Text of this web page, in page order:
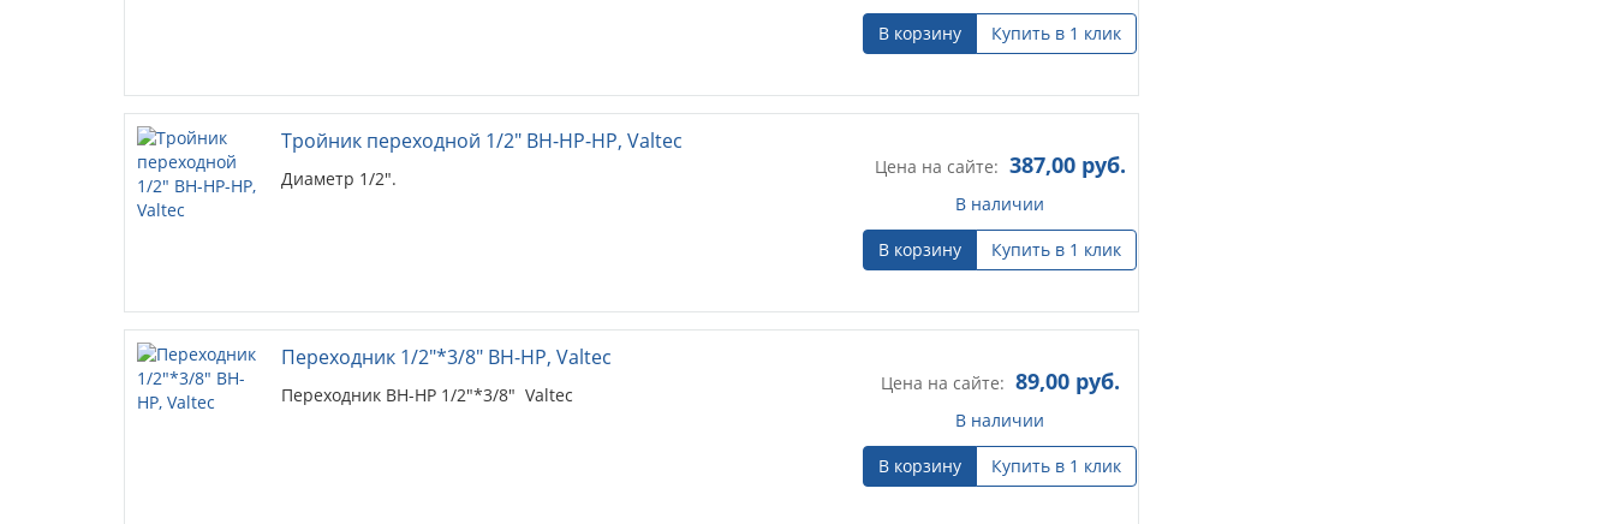
В корзину
Купить в 1 клик
Тройник переходной 1/2" ВН-НР-НР, Valtec
Диаметр 1/2".
Цена на сайте: 387,00руб.
В наличии
В корзину
Купить в 1 клик
Переходник 1/2"*3/8" ВН-НР, Valtec
Переходник ВН-НР 1/2"*3/8" Valtec
Цена на сайте: 89,00руб.
В наличии
В корзину
Купить в 1 клик